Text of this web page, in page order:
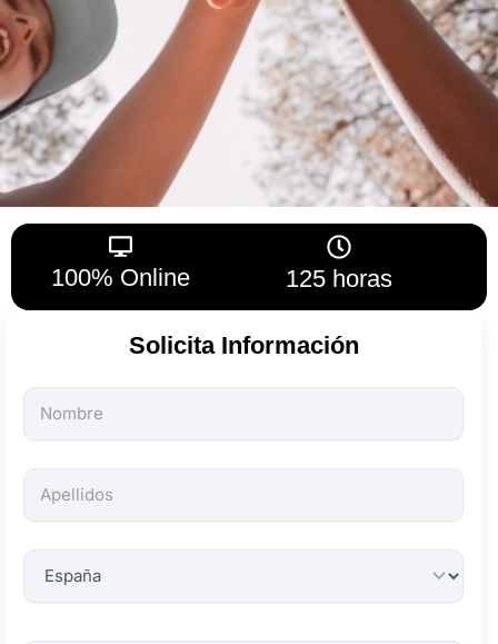
100% Online 125 horas
Solicita Información
Todos
los
son
obligatorios.